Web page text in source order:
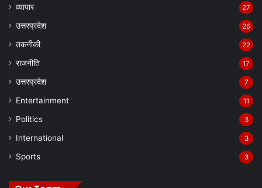
व्यापार 27
उत्तरप्रदेश 26
तकनीकी 22
राजनीति 17
उत्तरप्रदेश 7
Entertainment 11
Politics 3
International 3
Sports 3